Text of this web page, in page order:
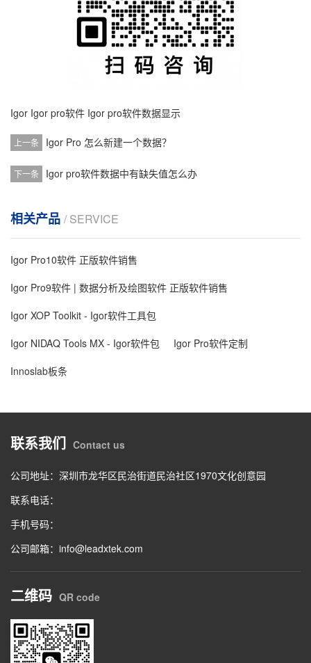
Igor Igor pro软件 Igor pro软件数据显示
上一条 Igor Pro 怎么新建一个数据？
下一条 Igor pro软件数据中有缺失值怎么办
相关产品 / SERVICE
Igor Pro10软件 正版软件销售
Igor Pro9软件 | 数据分析及绘图软件 正版软件销售
Igor XOP Toolkit - Igor软件工具包
Igor NIDAQ Tools MX - Igor软件包
Igor Pro软件定制
Innoslab板条
联系我们 Contact us
公司地址：深圳市龙华区民治街道民治社区1970文化创意园
联系电话：
手机号码：
公司邮箱：info@leadxtek.com
二维码 QR code